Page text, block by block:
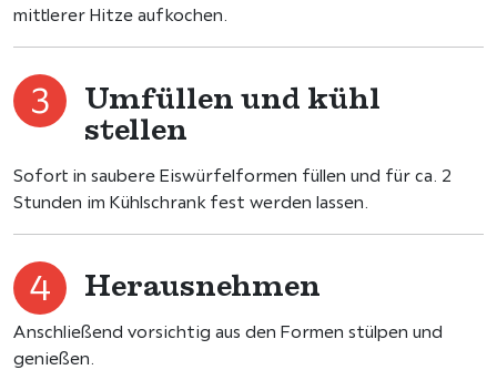
mittlerer Hitze aufkochen.
Umfüllen und kühl
stellen
Sofort in saubere Eiswürfelformen füllen und für ca. 2
Stunden im Kühlschrank fest werden lassen.
Herausnehmen
Anschließend vorsichtig aus den Formen stülpen und
genießen.